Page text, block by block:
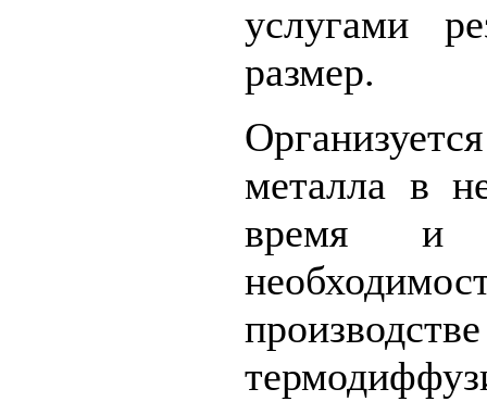
услугами
размер.
металла в
время и